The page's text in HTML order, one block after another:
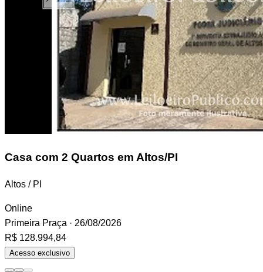
Casa com 2 Quartos em Altos/PI
Altos / PI
Online
Primeira Praça · 26/08/2026
R$ 128.994,84
Acesso exclusivo